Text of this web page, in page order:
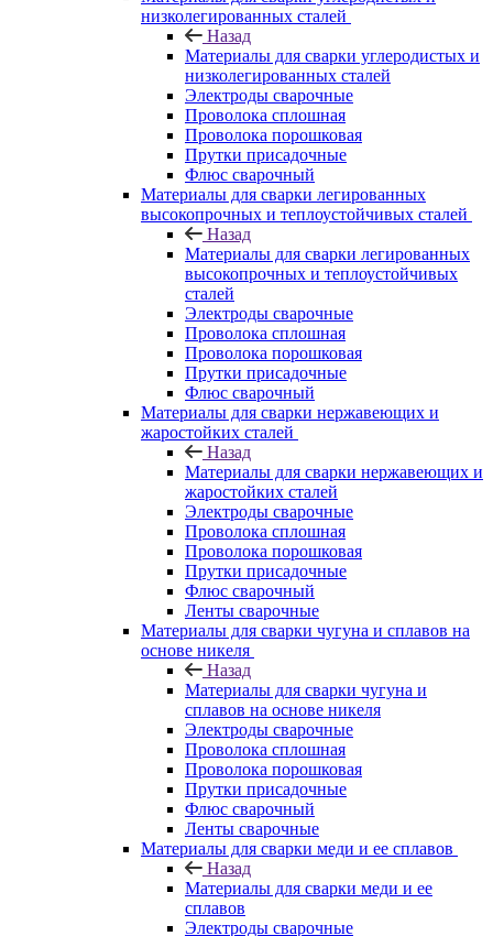
низколегированных сталей
Назад
Материалы для сварки углеродистых и
низколегированных сталей
Электроды сварочные
Проволока сплошная
Проволока порошковая
Прутки присадочные
Флюс сварочный
Материалы для сварки легированных
высокопрочных и теплоустойчивых сталей
Назад
Материалы для сварки легированных
высокопрочных и теплоустойчивых
сталей
Электроды сварочные
Проволока сплошная
Проволока порошковая
Прутки присадочные
Флюс сварочный
Материалы для сварки нержавеющих и
жаростойких сталей
Назад
Материалы для сварки нержавеющих и
жаростойких сталей
Электроды сварочные
Проволока сплошная
Проволока порошковая
Прутки присадочные
Флюс сварочный
Ленты сварочные
Материалы для сварки чугуна и сплавов на
основе никеля
Назад
Материалы для сварки чугуна и
сплавов на основе никеля
Электроды сварочные
Проволока сплошная
Проволока порошковая
Прутки присадочные
Флюс сварочный
Ленты сварочные
Материалы для сварки меди и ее сплавов
Назад
Материалы для сварки меди и ее
сплавов
Электроды сварочные